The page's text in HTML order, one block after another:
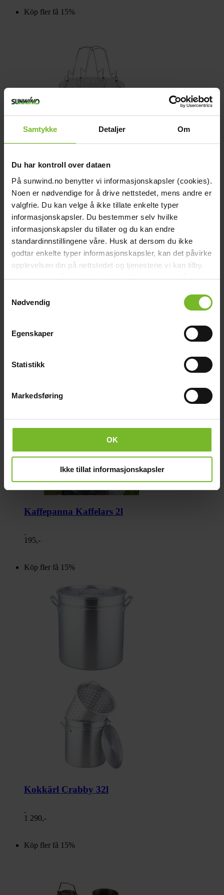
Samtykke Detaljer Om
Du har kontroll over dataen
På sunwind.no benytter vi informasjonskapsler (cookies).
Noen er nødvendige for å drive nettstedet, mens andre er
valgfrie. Du kan velge å ikke tillate enkelte typer
informasjonskapsler. Du bestemmer selv hvilke
informasjonskapsler du tillater og du kan endre
standardinnstillingene våre. Husk at dersom du ikke
godtar enkelte typer informasjonskapsler, kan det påvirke
opplevelsen din på nettstedet og tjenestene vi kan tilby.
Les mer om vårcookiepolicyher. Les mer om våre
Nødvendig
Egenskaper
Statistikk
Markedsføring
OK
Ikke tillat informasjonskapsler
Köp fler få 15%
Brödrost Toaster för gasollåga
149,-
Kaffepanna Kaffelars 2l
195,-
Köp fler få 15%
Kokkärl Crabby 32l
1 290,-
Köp fler få 15%